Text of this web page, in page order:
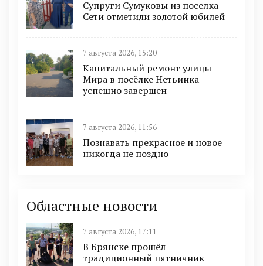
Супруги Сумуковы из поселка
Сети отметили золотой юбилей
7 августа 2026, 15:20
Капитальный ремонт улицы
Мира в посёлке Нетьинка
успешно завершен
7 августа 2026, 11:56
Познавать прекрасное и новое
никогда не поздно
Областные новости
7 августа 2026, 17:11
В Брянске прошёл
традиционный пятничник